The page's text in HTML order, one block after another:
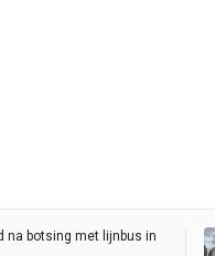
na botsing met lijnbus in